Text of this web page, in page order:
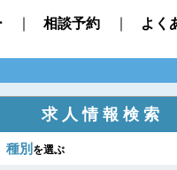
相談予約 よく
求人情報検索
種別 を選ぶ